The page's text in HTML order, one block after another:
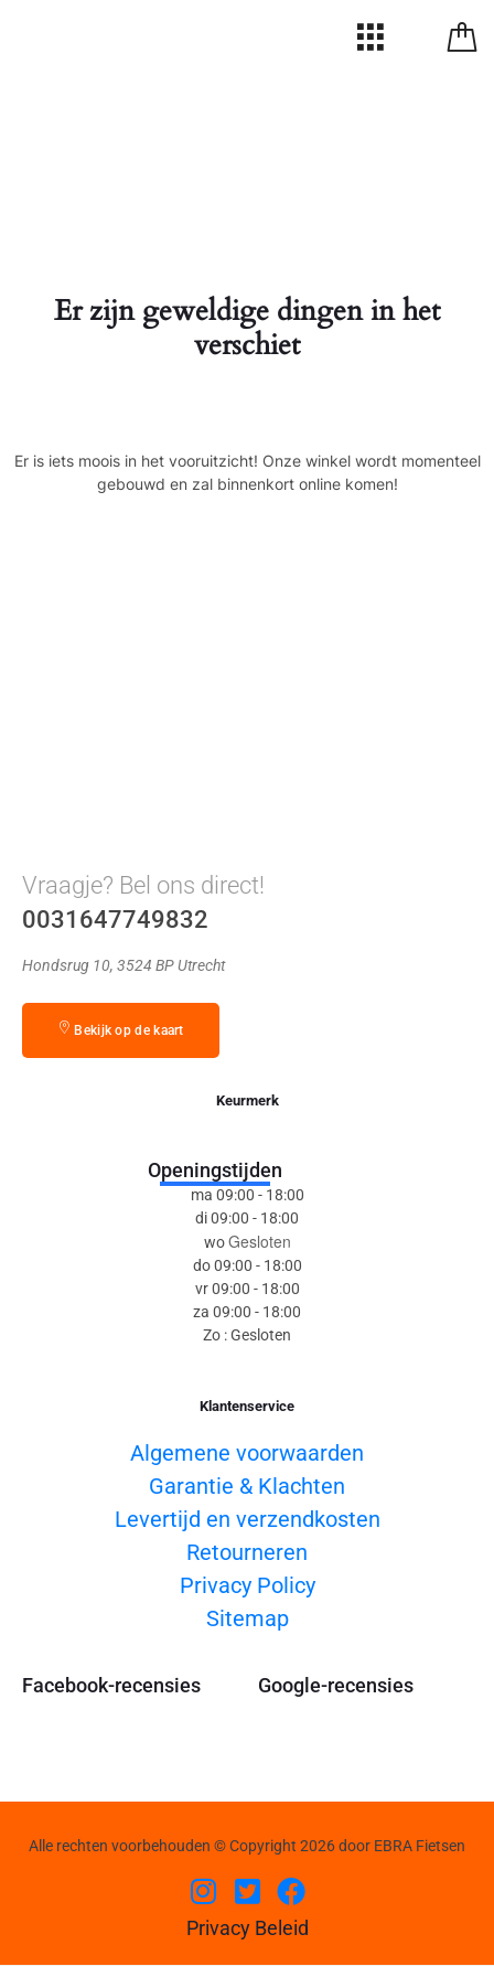
Er zijn geweldige dingen in het
verschiet
Er is iets moois in het vooruitzicht! Onze winkel wordt momenteel
gebouwd en zal binnenkort online komen!
Vraagje? Bel ons direct!
0031647749832
Hondsrug 10, 3524 BP Utrecht
Bekijk op de kaart
Keurmerk
Openingstijden
ma 09:00 - 18:00
di 09:00 - 18:00
woGesloten
do 09:00 - 18:00
vr 09:00 - 18:00
za 09:00 - 18:00
Zo : Gesloten
Klantenservice
Algemene voorwaarden
Garantie & Klachten
Levertijd en verzendkosten
Retourneren
Privacy Policy
Sitemap
Facebook-recensies Google-recensies
Alle rechten voorbehouden © Copyright 2026 door EBRA Fietsen
Privacy Beleid